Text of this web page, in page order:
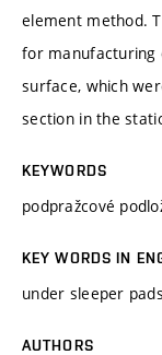
element method.
for manufacturing
surface, which
section in the
KEYWORDS
podpražcové
KEY WORDS IN
under sleeper
AUTHORS